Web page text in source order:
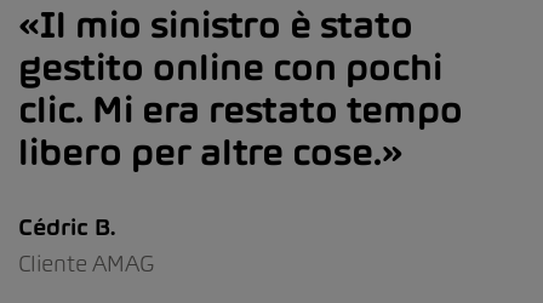
Il mio sinistro è stato
gestito online con pochi
clic. Mi era restato tempo
libero per altre cose.
Cédric B.
Cliente AMAG